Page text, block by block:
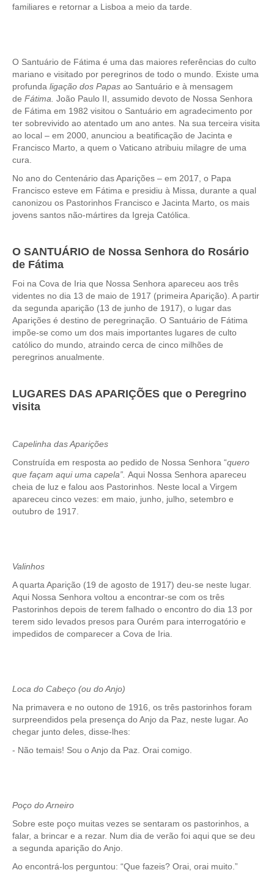
familiares e retornar a Lisboa a meio da tarde.
O Santuário de Fátima é uma das maiores referências do culto
mariano e visitado por peregrinos de todo o mundo. Existe uma
profunda ligação dos Papas ao Santuário e à mensagem
de Fátima. João Paulo II, assumido devoto de Nossa Senhora
de Fátima em 1982 visitou o Santuário em agradecimento por
ter sobrevivido ao atentado um ano antes. Na sua terceira visita
ao local – em 2000, anunciou a beatificação de Jacinta e
Francisco Marto, a quem o Vaticano atribuiu milagre de uma
cura.
No ano do Centenário das Aparições – em 2017, o Papa
Francisco esteve em Fátima e presidiu à Missa, durante a qual
canonizou os Pastorinhos Francisco e Jacinta Marto, os mais
jovens santos não-mártires da Igreja Católica.
O SANTUÁRIO de Nossa Senhora do Rosário
de Fátima
Foi na Cova de Iria que Nossa Senhora apareceu aos três
videntes no dia 13 de maio de 1917 (primeira Aparição). A partir
da segunda aparição (13 de junho de 1917), o lugar das
Aparições é destino de peregrinação. O Santuário de Fátima
impõe-se como um dos mais importantes lugares de culto
católico do mundo, atraindo cerca de cinco milhões de
peregrinos anualmente.
LUGARES DAS APARIÇÕES que o Peregrino
visita
Capelinha das Aparições
Construída em resposta ao pedido de Nossa Senhora “quero
que façam aqui uma capela”. Aqui Nossa Senhora apareceu
cheia de luz e falou aos Pastorinhos. Neste local a Virgem
apareceu cinco vezes: em maio, junho, julho, setembro e
outubro de 1917.
Valinhos
A quarta Aparição (19 de agosto de 1917) deu-se neste lugar.
Aqui Nossa Senhora voltou a encontrar-se com os três
Pastorinhos depois de terem falhado o encontro do dia 13 por
terem sido levados presos para Ourém para interrogatório e
impedidos de comparecer a Cova de Iria.
Loca do Cabeço (ou do Anjo)
Na primavera e no outono de 1916, os três pastorinhos foram
surpreendidos pela presença do Anjo da Paz, neste lugar. Ao
chegar junto deles, disse-lhes:
- Não temais! Sou o Anjo da Paz. Orai comigo.
Poço do Arneiro
Sobre este poço muitas vezes se sentaram os pastorinhos, a
falar, a brincar e a rezar. Num dia de verão foi aqui que se deu
a segunda aparição do Anjo.
Ao encontrá-los perguntou: “Que fazeis? Orai, orai muito.”